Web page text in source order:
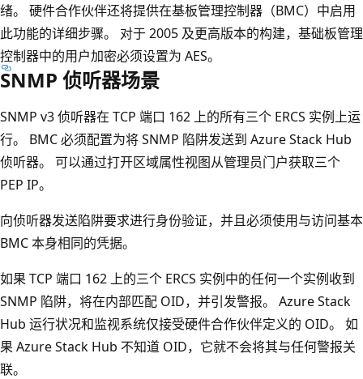
绪。 硬件合作伙伴还将提供在基板管理控制器（BMC）中启用
此功能的详细步骤。 对于 2005 及更高版本的构建，基础板管理
控制器中的用户加密必须设置为 AES。
SNMP 侦听器场景
SNMP v3 侦听器在 TCP 端口 162 上的所有三个 ERCS 实例上运
行。 BMC 必须配置为将 SNMP 陷阱发送到 Azure Stack Hub
侦听器。 可以通过打开区域属性视图从管理员门户获取三个
PEP IP。
向侦听器发送陷阱要求进行身份验证，并且必须使用与访问基本
BMC 本身相同的凭据。
如果 TCP 端口 162 上的三个 ERCS 实例中的任何一个实例收到
SNMP 陷阱，将在内部匹配 OID，并引发警报。 Azure Stack
Hub 运行状况和监视系统仅接受硬件合作伙伴定义的 OID。 如
果 Azure Stack Hub 不知道 OID，它就不会将其与任何警报关
联。